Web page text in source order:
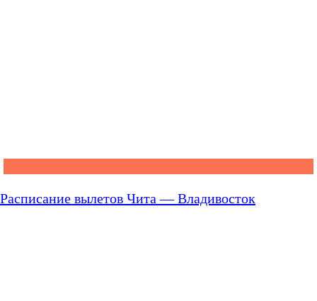
Расписание вылетов Чита — Владивосток